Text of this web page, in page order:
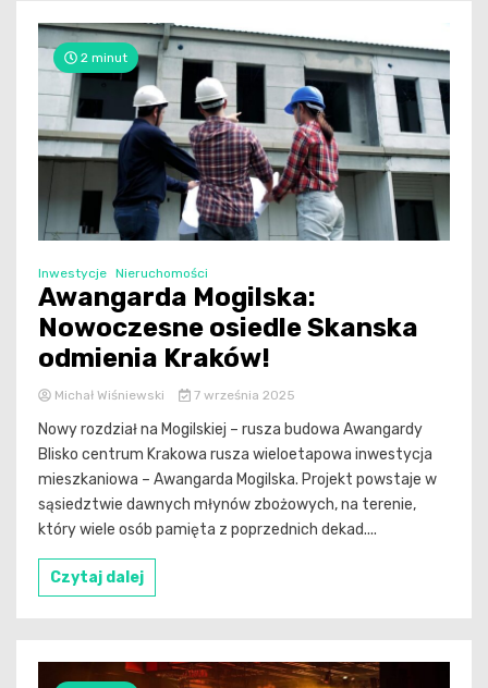
2 minut
Inwestycje Nieruchomości
Awangarda Mogilska:
Nowoczesne osiedle Skanska
odmienia Kraków!
Michał Wiśniewski 7 września 2025
Nowy rozdział na Mogilskiej – rusza budowa Awangardy
Blisko centrum Krakowa rusza wieloetapowa inwestycja
mieszkaniowa – Awangarda Mogilska. Projekt powstaje w
sąsiedztwie dawnych młynów zbożowych, na terenie,
który wiele osób pamięta z poprzednich dekad....
Czytaj dalej